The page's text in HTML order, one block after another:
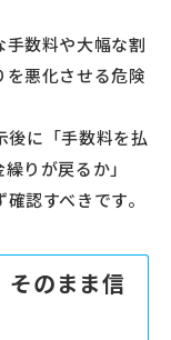
数料や大幅な割
悪化させる危険
に「手数料を払
りが戻るか」
認すべきです。
そのまま信